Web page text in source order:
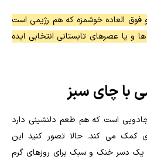
العاده خوشمزه که هم رژیمی است
و یا عصرهای تابستانی انتخابی ایده
است که هم طعم دلنشینی دارد
کمک می کند. حالا تصور کنید این
یک دسر خنک و سبک برای روزهای گرم